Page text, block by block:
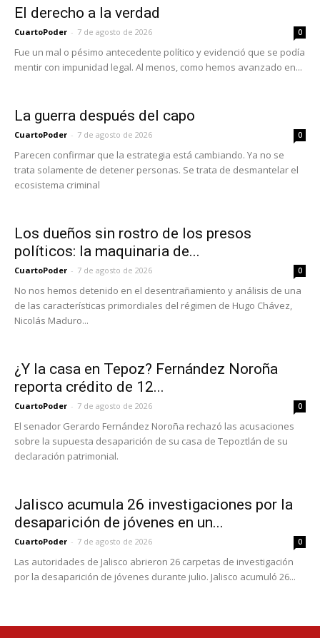
El derecho a la verdad
CuartoPoder - 7 de agosto de 2026 0
Fue un mal o pésimo antecedente político y evidenció que se podía
mentir con impunidad legal. Al menos, como hemos avanzado en...
La guerra después del capo
CuartoPoder - 7 de agosto de 2026 0
Parecen confirmar que la estrategia está cambiando. Ya no se
trata solamente de detener personas. Se trata de desmantelar el
ecosistema criminal
Los dueños sin rostro de los presos
políticos: la maquinaria de...
CuartoPoder - 7 de agosto de 2026 0
No nos hemos detenido en el desentrañamiento y análisis de una
de las características primordiales del régimen de Hugo Chávez,
Nicolás Maduro...
¿Y la casa en Tepoz? Fernández Noroña
reporta crédito de 12...
CuartoPoder - 7 de agosto de 2026 0
El senador Gerardo Fernández Noroña rechazó las acusaciones
sobre la supuesta desaparición de su casa de Tepoztlán de su
declaración patrimonial.
Jalisco acumula 26 investigaciones por la
desaparición de jóvenes en un...
CuartoPoder - 7 de agosto de 2026 0
Las autoridades de Jalisco abrieron 26 carpetas de investigación
por la desaparición de jóvenes durante julio. Jalisco acumuló 26...